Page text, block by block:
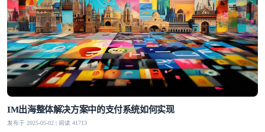
IM出海整体解决方案中的支付系统如何实现
发布于 2025-05-02 | 阅读 41713
我已阅读并同意通讯云服务条款和通讯云隐私政策
提交
不了，谢谢